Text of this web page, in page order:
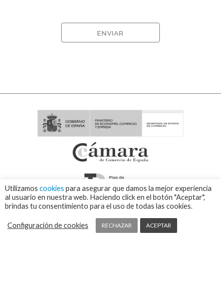
Utilizamos cookies para asegurar que damos la mejor experiencia
al usuario en nuestra web. Haciendo click en el botón "Aceptar",
brindas tu consentimiento para el uso de todas las cookies.
Configuración de cookies RECHAZAR ACEPTAR